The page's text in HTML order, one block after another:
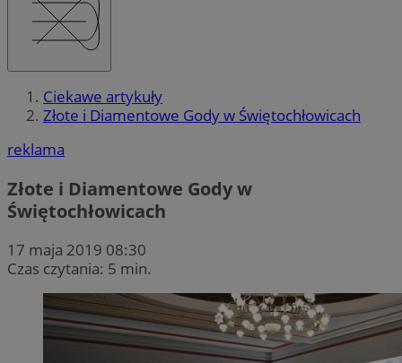
Ciekawe artykuły
Złote i Diamentowe Gody w Świętochłowicach
reklama
Złote i Diamentowe Gody w
Świętochłowicach
17 maja 2019 08:30
Czas czytania: 5 min.